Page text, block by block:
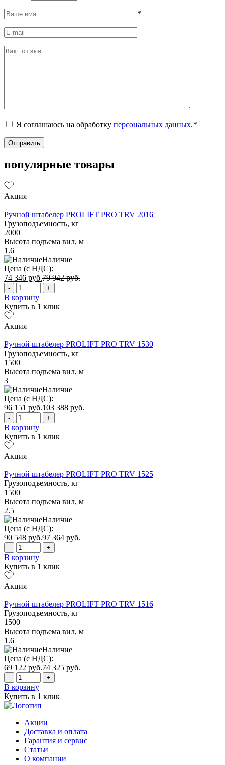
*
Я соглашаюсь на обработку персональных данных.*
популярные товары
Акция
Ручной штабелер PROLIFT PRO TRV 2016
Грузоподъемность, кг
2000
Высота подъема вил, м
1.6
Наличие
Цена (с НДС):
74 346 руб.79 942руб.
- +
В корзину
Купить в 1 клик
Акция
Ручной штабелер PROLIFT PRO TRV 1530
Грузоподъемность, кг
1500
Высота подъема вил, м
3
Наличие
Цена (с НДС):
96 151 руб.103 388руб.
- +
В корзину
Купить в 1 клик
Акция
Ручной штабелер PROLIFT PRO TRV 1525
Грузоподъемность, кг
1500
Высота подъема вил, м
2.5
Наличие
Цена (с НДС):
90 548 руб.97 364руб.
- +
В корзину
Купить в 1 клик
Акция
Ручной штабелер PROLIFT PRO TRV 1516
Грузоподъемность, кг
1500
Высота подъема вил, м
1.6
Наличие
Цена (с НДС):
69 122 руб.74 325руб.
- +
В корзину
Купить в 1 клик
Акции
Доставка и оплата
Гарантия и сервис
Статьи
О компании